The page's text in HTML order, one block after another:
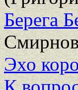
Берега
Эхо